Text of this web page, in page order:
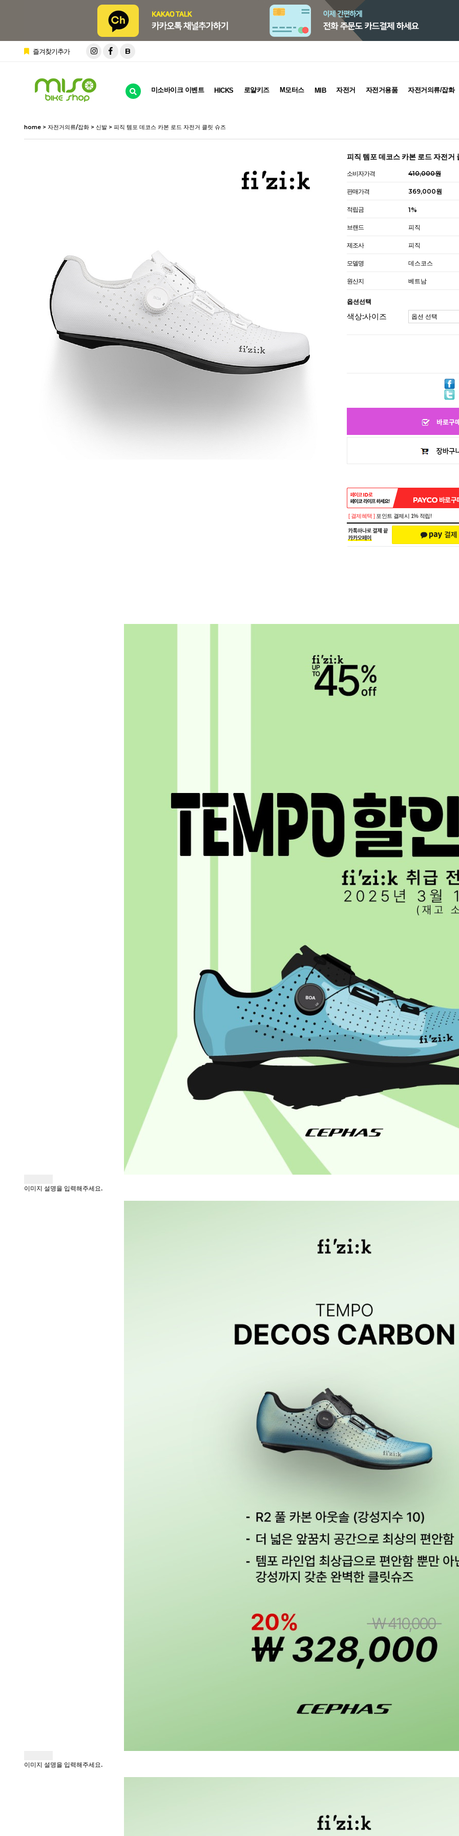
즐겨찾기추가 B
미소바이크 이벤트 HICKS 로얄키즈 M모터스 MIB 자전거 자전거용품 자전거의류/잡화
home > 자전거의류/잡화 > 신발 > 피직 템포 데코스 카본 로드 자전거 클릿 슈즈
피직 템포 데코스 카본 로드 자전거
소비자가격 410,000원
판매가격 369,000원
적립금 1%
브랜드 피직
제조사 피직
모델명 데스코스
원산지 베트남
옵션선택
색상:사이즈
[ 결제혜택 ] 포인트 결제시 1% 적립!
이미지 설명을 입력해주세요.
이미지 설명을 입력해주세요.